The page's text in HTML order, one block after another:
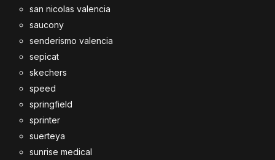
san nicolas valencia
saucony
senderismo valencia
sepicat
skechers
speed
springfield
sprinter
suerteya
sunrise medical